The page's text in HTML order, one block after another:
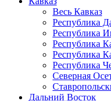
Весь Кавказ
Республика
Республика
Республика
Республика
Республика
Северная
Дальний Восток